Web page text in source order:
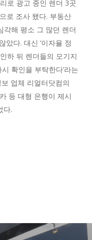
로 광고 중인 렌더 3곳
로 조사 됐다. 부동산
각해 평소 그 많던 렌더
았다. 대신 ‘이자율 정
하 뒤 렌더들의 모기지
확인을 부탁한다’라는
업체 리얼터닷컴의
등 대형 은행이 제시
다.